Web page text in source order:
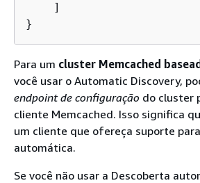
    ]
}
Para um cluster Memcached
você usar o Automatic Discovery,
endpoint de configuração do cluster
cliente Memcached. Isso significa
um cliente que ofereça suporte
automática.
Se você não usar a Descoberta